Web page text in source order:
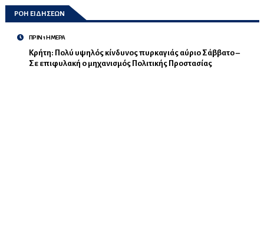
ΡΟΗ ΕΙΔΗΣΕΩΝ
ΠΡΙΝ 1 ΗΜΕΡΑ
Κρήτη: Πολύ υψηλός κίνδυνος πυρκαγιάς αύριο Σάββατο –
Σε επιφυλακή ο μηχανισμός Πολιτικής Προστασίας